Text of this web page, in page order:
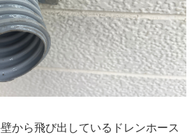
から飛び出しているドレンホース